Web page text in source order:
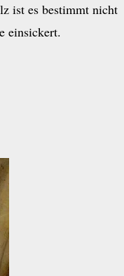
ist es bestimmt nicht
einsickert.